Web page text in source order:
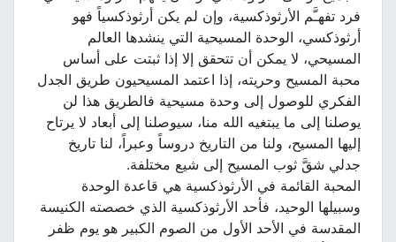
فرد تفهـَّم الأرثوذكسية، وإن لم يكن أرثوذكسياً فهو
أرثوذكسي، الوحدة المسيحية التي ينشدها العالم
المسيحي، لا يمكن أن تتحقق إلا إذا ثبتت على أساس
محبة المسيح وحريته، إذا اعتمد المسيحيون طريق الجدل
الفكري للوصول إلى وحدة مسيحية فالطريق هذا لن
يوصلنا إلى ما يبتغيه الله منا، سيوصلنا إلى أبعاد لا يرتاح
إليها المسيح، ولنا من التاريخ دروساً وعبراً، لنا تاريخ
جدلي شقَّ ثوب المسيح إلى شيع مختلفة.
المحبة القائمة في الأرثوذكسية هي قاعدة الوحدة
وسبيلها الوحيد، فأحد الأرثوذكسية الذي خصصته الكنيسة
المقدسة في الأحد الأول من الصوم الكبير هو يوم ظفر